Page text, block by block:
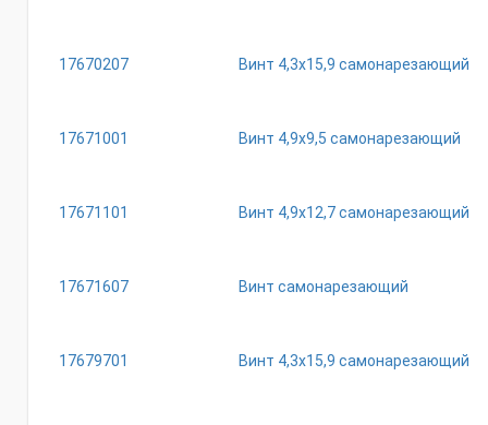
17670207 Винт 4,3х15,9 самонарезающий
17671001 Винт 4,9х9,5 самонарезающий
17671101 Винт 4,9х12,7 самонарезающий
17671607 Винт самонарезающий
17679701 Винт 4,3х15,9 самонарезающий